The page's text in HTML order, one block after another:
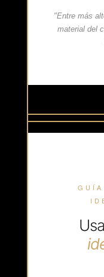
"Entre más
material del